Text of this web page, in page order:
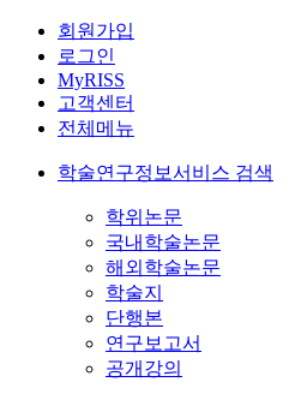
회원가입
로그인
MyRISS
고객센터
전체메뉴
학술연구정보서비스 검색
학위논문
국내학술논문
해외학술논문
학술지
단행본
연구보고서
공개강의